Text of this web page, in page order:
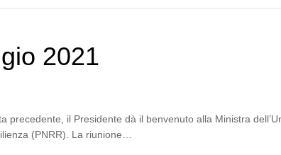
2021
precedente, il Presidente dà il benvenuto alla Ministra
(PNRR). La riunione…